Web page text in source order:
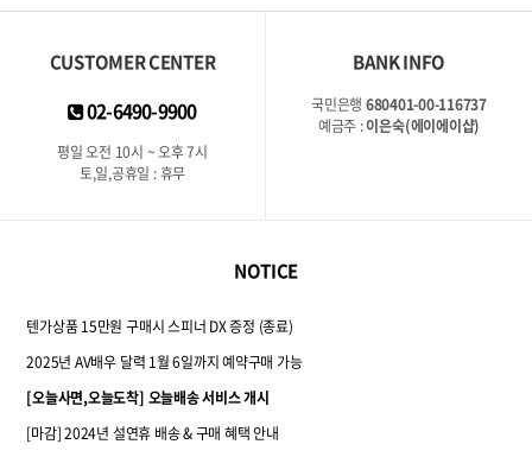
CUSTOMER CENTER
02-6490-9900
평일 오전 10시 ~ 오후 7시
토,일,공휴일 : 휴무
BANK INFO
국민은행 680401-00-116737
예금주 :이은숙(에이에이샵)
NOTICE
텐가상품 15만원 구매시 스피너 DX 증정 (종료)
2025년 AV배우 달력 1월 6일까지 예약구매 가능
[오늘사면,오늘도착] 오늘배송 서비스 개시
[마감] 2024년 설연휴 배송 & 구매 혜택 안내